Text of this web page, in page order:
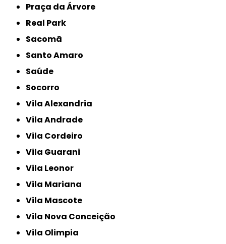
Praça da Árvore
Real Park
Sacomã
Santo Amaro
Saúde
Socorro
Vila Alexandria
Vila Andrade
Vila Cordeiro
Vila Guarani
Vila Leonor
Vila Mariana
Vila Mascote
Vila Nova Conceição
Vila Olimpia